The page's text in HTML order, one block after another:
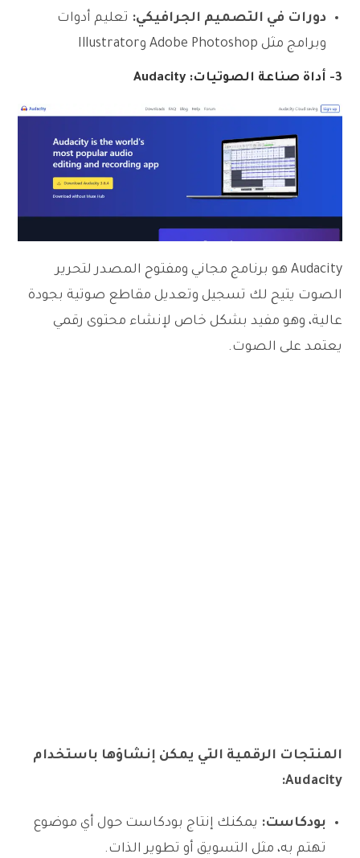
دورات في التصميم الجرافيكي: تعليم أدوات
وبرامج مثل Adobe Photoshop وIllustrator
3- أداة صناعة الصوتيات: Audacity
Audacity هو برنامج مجاني ومفتوح المصدر لتحرير
الصوت يتيح لك تسجيل وتعديل مقاطع صوتية بجودة
عالية، وهو مفيد بشكل خاص لإنشاء محتوى رقمي
يعتمد على الصوت.
المنتجات الرقمية التي يمكن إنشاؤها باستخدام
Audacity:
بودكاست: يمكنك إنتاج بودكاست حول أي موضوع
تهتم به، مثل التسويق أو تطوير الذات.